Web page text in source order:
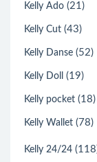
Kelly Ado (21)
Kelly Cut (43)
Kelly Danse (52)
Kelly Doll (19)
Kelly pocket (18)
Kelly Wallet (78)
Kelly 24/24